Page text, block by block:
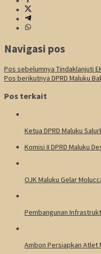
Navigasi pos
Pos sebelumnya Tindaklanjuti
Pos berikutnya DPRD Maluku
Pos terkait
Ketua DPRD Maluku
Komisi II DPRD Maluku
OJK Maluku Gelar
Pembangunan
Ambon Persiapkan Atlet